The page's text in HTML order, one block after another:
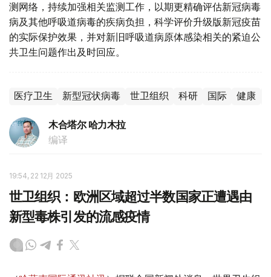
测网络，持续加强相关监测工作，以期更精确评估新冠病毒
病及其他呼吸道病毒的疾病负担，科学评价升级版新冠疫苗
的实际保护效果，并对新旧呼吸道病原体感染相关的紧迫公
共卫生问题作出及时回应。
医疗卫生 新型冠状病毒 世卫组织 科研 国际 健康
木合塔尔 哈力木拉
编译
19:54, 22 12月 2025
世卫组织：欧洲区域超过半数国家正遭遇由
新型毒株引发的流感疫情